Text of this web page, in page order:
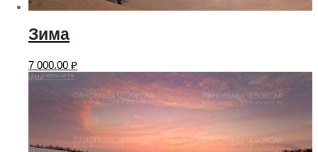
Зима
7 000.00 ₽